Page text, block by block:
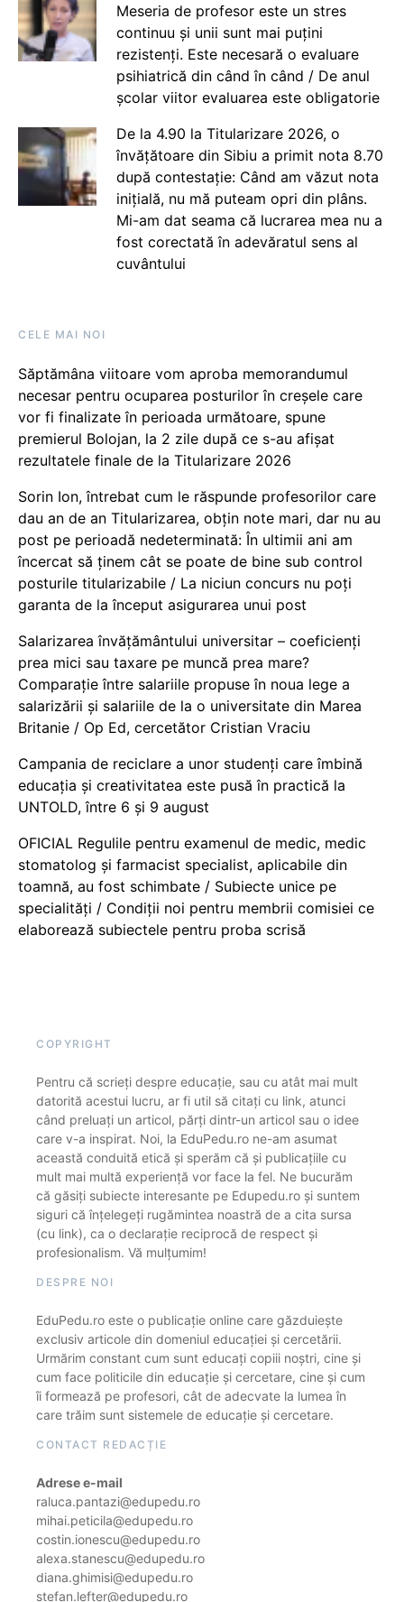
Meseria de profesor este un stres
continuu și unii sunt mai puțini
rezistenți. Este necesară o evaluare
psihiatrică din când în când / De anul
școlar viitor evaluarea este obligatorie
De la 4.90 la Titularizare 2026, o
învățătoare din Sibiu a primit nota 8.70
după contestație: Când am văzut nota
inițială, nu mă puteam opri din plâns.
Mi-am dat seama că lucrarea mea nu a
fost corectată în adevăratul sens al
cuvântului
CELE MAI NOI
Săptămâna viitoare vom aproba memorandumul
necesar pentru ocuparea posturilor în creșele care
vor fi finalizate în perioada următoare, spune
premierul Bolojan, la 2 zile după ce s-au afișat
rezultatele finale de la Titularizare 2026
Sorin Ion, întrebat cum le răspunde profesorilor care
dau an de an Titularizarea, obțin note mari, dar nu au
post pe perioadă nedeterminată: În ultimii ani am
încercat să ținem cât se poate de bine sub control
posturile titularizabile / La niciun concurs nu poți
garanta de la început asigurarea unui post
Salarizarea învățământului universitar – coeficienți
prea mici sau taxare pe muncă prea mare?
Comparație între salariile propuse în noua lege a
salarizării și salariile de la o universitate din Marea
Britanie / Op Ed, cercetător Cristian Vraciu
Campania de reciclare a unor studenți care îmbină
educația și creativitatea este pusă în practică la
UNTOLD, între 6 și 9 august
OFICIAL Regulile pentru examenul de medic, medic
stomatolog și farmacist specialist, aplicabile din
toamnă, au fost schimbate / Subiecte unice pe
specialități / Condiții noi pentru membrii comisiei ce
elaborează subiectele pentru proba scrisă
COPYRIGHT
Pentru că scrieți despre educație, sau cu atât mai mult
datorită acestui lucru, ar fi util să citați cu link, atunci
când preluați un articol, părți dintr-un articol sau o idee
care v-a inspirat. Noi, la EduPedu.ro ne-am asumat
această conduită etică și sperăm că și publicațiile cu
mult mai multă experiență vor face la fel. Ne bucurăm
că găsiți subiecte interesante pe Edupedu.ro și suntem
siguri că înțelegeți rugămintea noastră de a cita sursa
(cu link), ca o declarație reciprocă de respect și
profesionalism. Vă mulțumim!
DESPRE NOI
EduPedu.ro este o publicație online care găzduiește
exclusiv articole din domeniul educației și cercetării.
Urmărim constant cum sunt educați copiii noștri, cine și
cum face politicile din educație și cercetare, cine și cum
îi formează pe profesori, cât de adecvate la lumea în
care trăim sunt sistemele de educație și cercetare.
CONTACT REDACȚIE
Adrese e-mail
raluca.pantazi@edupedu.ro
mihai.peticila@edupedu.ro
costin.ionescu@edupedu.ro
alexa.stanescu@edupedu.ro
diana.ghimisi@edupedu.ro
stefan.lefter@edupedu.ro